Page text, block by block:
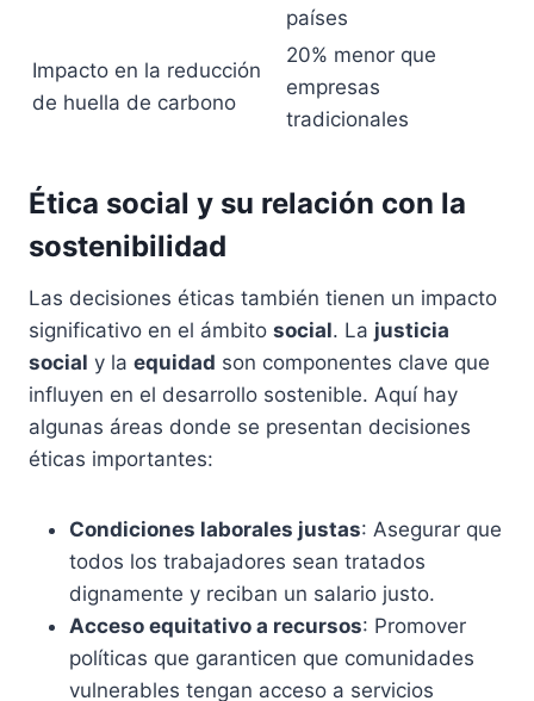
países
Impacto en la reducción
de huella de carbono
20% menor que
empresas
tradicionales
Ética social y su relación con la
sostenibilidad
Las decisiones éticas también tienen un impacto
significativo en el ámbito social. La justicia
social y la equidad son componentes clave que
influyen en el desarrollo sostenible. Aquí hay
algunas áreas donde se presentan decisiones
éticas importantes:
Condiciones laborales justas: Asegurar que
todos los trabajadores sean tratados
dignamente y reciban un salario justo.
Acceso equitativo a recursos: Promover
políticas que garanticen que comunidades
vulnerables tengan acceso a servicios